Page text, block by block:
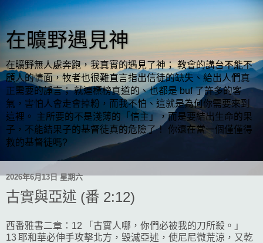
在曠野遇見神
在曠野無人處奔跑，我真實的遇見了神； 教會的講台不能不
顧人的情面，牧者也很難直言指出信徒的缺失、給出人們真
正需要的諍言； 就連標榜真道的、也都是 buf 了許多的客
氣，害怕人會走會掉粉，而我不怕、這就是為何你需要來到
這裡。 主所要的不是淺薄的「信主」，而是要結出生命的果
子，不能結果子的基督徒真的危險了！ 你還在當一個僅僅得
救的基督徒嗎?
2026年6月13日 星期六
古實與亞述 (番 2:12)
西番雅書二章：12 「古實人哪，你們必被我的刀所殺。」
13 耶和華必伸手攻擊北方，毀滅亞述，使尼尼微荒涼，又乾